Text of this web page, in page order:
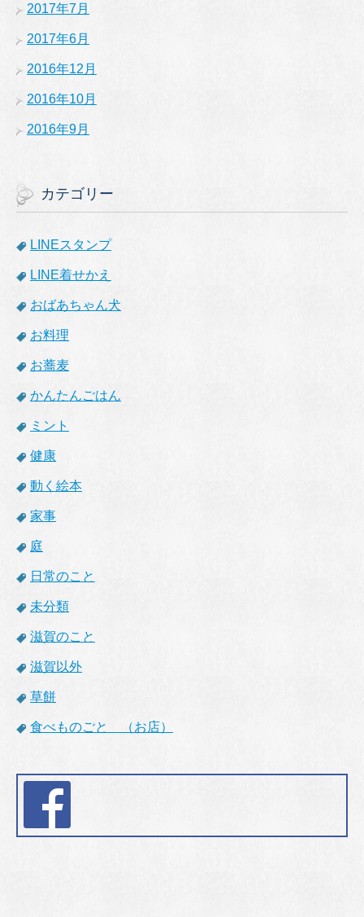
2017年7月
2017年6月
2016年12月
2016年10月
2016年9月
カテゴリー
LINEスタンプ
LINE着せかえ
おばあちゃん犬
お料理
お蕎麦
かんたんごはん
ミント
健康
動く絵本
家事
庭
日常のこと
未分類
滋賀のこと
滋賀以外
草餅
食べものごと （お店）